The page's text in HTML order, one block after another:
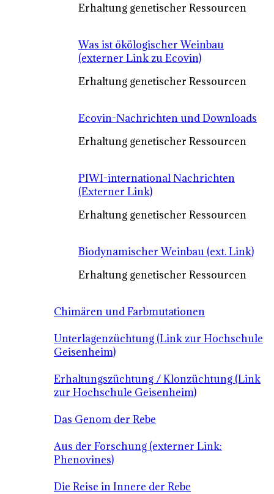
Erhaltung genetischer Ressourcen
Was ist ökölogischer Weinbau
(externer Link zu Ecovin)
Erhaltung genetischer Ressourcen
Ecovin-Nachrichten und Downloads
Erhaltung genetischer Ressourcen
PIWI-international Nachrichten
(Externer Link)
Erhaltung genetischer Ressourcen
Biodynamischer Weinbau (ext. Link)
Erhaltung genetischer Ressourcen
Chimären und Farbmutationen
Unterlagenzüchtung (Link zur Hochschule
Geisenheim)
Erhaltungszüchtung / Klonzüchtung (Link
zur Hochschule Geisenheim)
Das Genom der Rebe
Aus der Forschung (externer Link:
Phenovines)
Die Reise in Innere der Rebe